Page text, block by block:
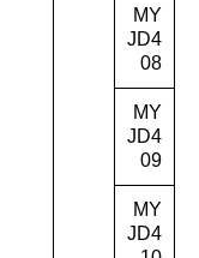
MY
JD4
08
MY
JD4
09
MY
JD4